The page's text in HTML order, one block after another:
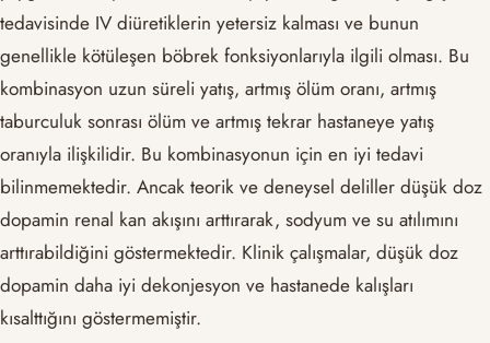
tedavisinde IV diüretiklerin yetersiz kalması ve bunun
genellikle kötüleşen böbrek fonksiyonlarıyla ilgili olması. Bu
kombinasyon uzun süreli yatış, artmış ölüm oranı, artmış
taburculuk sonrası ölüm ve artmış tekrar hastaneye yatış
oranıyla ilişkilidir. Bu kombinasyonun için en iyi tedavi
bilinmemektedir. Ancak teorik ve deneysel deliller düşük doz
dopamin renal kan akışını arttırarak, sodyum ve su atılımını
arttırabildiğini göstermektedir. Klinik çalışmalar, düşük doz
dopamin daha iyi dekonjesyon ve hastanede kalışları
kısalttığını göstermemiştir.